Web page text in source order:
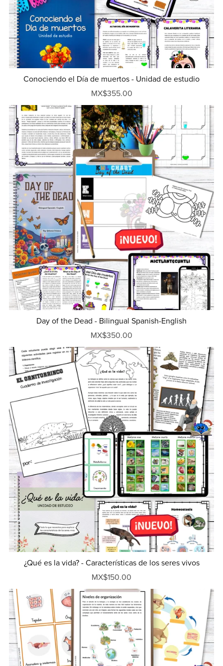
Conociendo el Día de muertos - Unidad de estudio
MX$355.00
Day of the Dead - Bilingual Spanish-English
MX$350.00
¿Qué es la vida? - Características de los seres vivos
MX$150.00